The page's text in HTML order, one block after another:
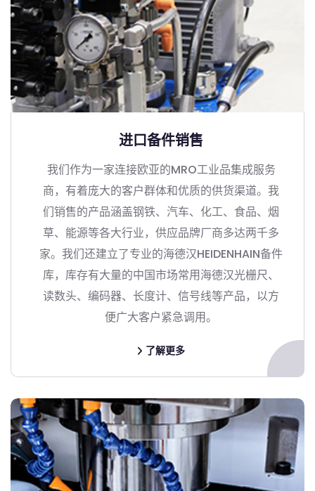
进口备件销售
我们作为一家连接欧亚的MRO工业品集成服务
商，有着庞大的客户群体和优质的供货渠道。我
们销售的产品涵盖钢铁、汽车、化工、食品、烟
草、能源等各大行业，供应品牌厂商多达两千多
家。我们还建立了专业的海德汉HEIDENHAIN备件
库，库存有大量的中国市场常用海德汉光栅尺、
读数头、编码器、长度计、信号线等产品，以方
便广大客户紧急调用。
了解更多